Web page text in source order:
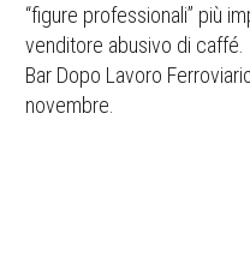
“figure professionali” più
venditore abusivo di
Bar Dopo Lavoro
novembre.